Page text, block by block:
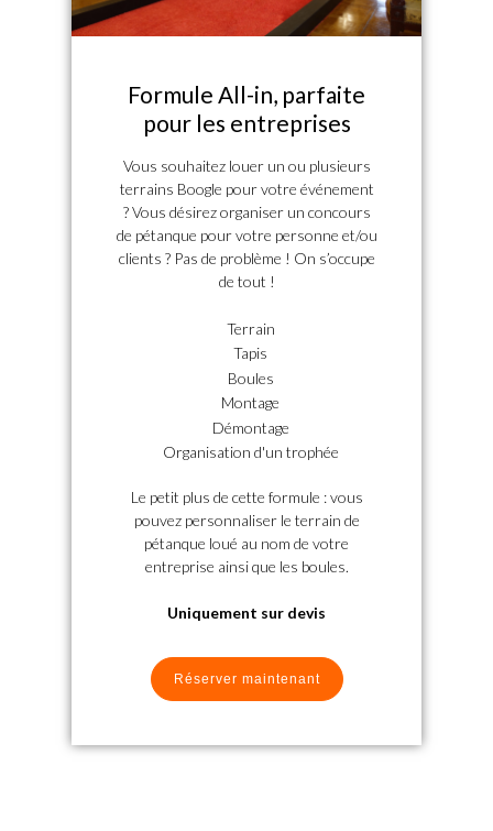
Formule All-in, parfaite
pour les entreprises
Vous souhaitez louer un ou plusieurs
terrains Boogle pour votre événement
? Vous désirez organiser un concours
de pétanque pour votre personne et/ou
clients ? Pas de problème ! On s’occupe
de tout !
Terrain
Tapis
Boules
Montage
Démontage
Organisation d'un trophée
Le petit plus de cette formule : vous
pouvez personnaliser le terrain de
pétanque loué au nom de votre
entreprise ainsi que les boules.
Uniquement sur devis
Réserver maintenant